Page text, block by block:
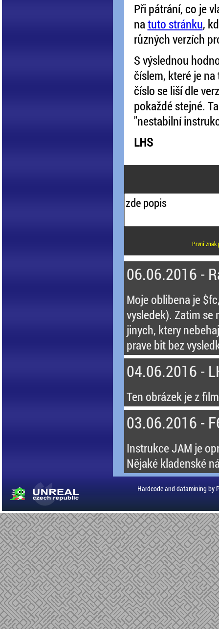
Při pátrání, co je
natuto stránku,
různých verzích
S výslednou
číslem, které je
číslo se liší dle
pokaždé stejné.
"nestabilní
LHS
První znak
06.06.2016 -
Moje oblibena je
vysledek). Zatim se
jinych, ktery
prave bit bez
04.06.2016 -
Ten obrázek je z
03.06.2016 -
Instrukce JAM je
Nějaké kladenské
Hardcode and datamining by